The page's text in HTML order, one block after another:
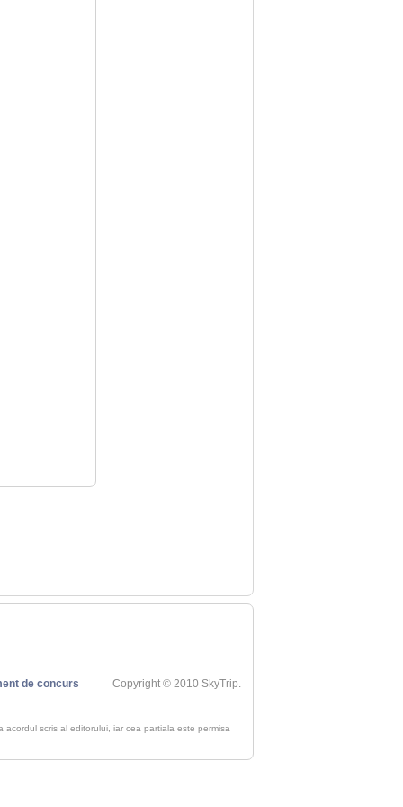
de concurs Copyright © 2010 SkyTrip.
scris al editorului, iar cea partiala este permisa